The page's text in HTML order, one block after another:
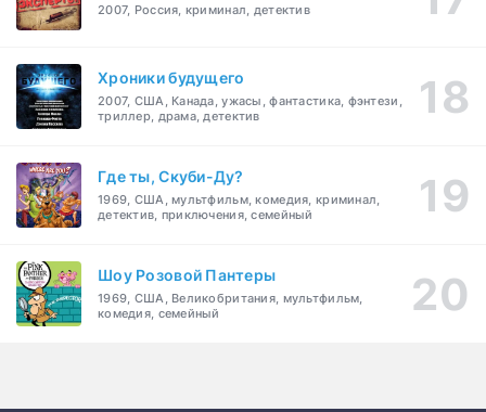
2007, Россия, криминал, детектив
Хроники будущего
2007, США, Канада, ужасы, фантастика, фэнтези,
триллер, драма, детектив
Где ты, Скуби-Ду?
1969, США, мультфильм, комедия, криминал,
детектив, приключения, семейный
Шоу Розовой Пантеры
1969, США, Великобритания, мультфильм,
комедия, семейный